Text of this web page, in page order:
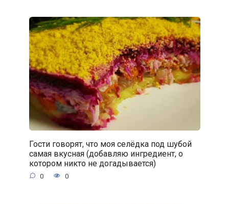
Гости говорят, что моя селёдка под шубой
самая вкусная (добавляю ингредиент, о
котором никто не догадывается)
0 0